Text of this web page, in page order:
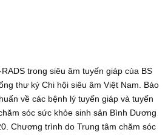
trong siêu âm tuyến giáp của BS
thư ký Chi hội siêu âm Việt Nam. Báo
về các bệnh lý tuyến giáp và tuyến
sóc sức khỏe sinh sản Bình Dương
Chương trình do Trung tâm chăm sóc